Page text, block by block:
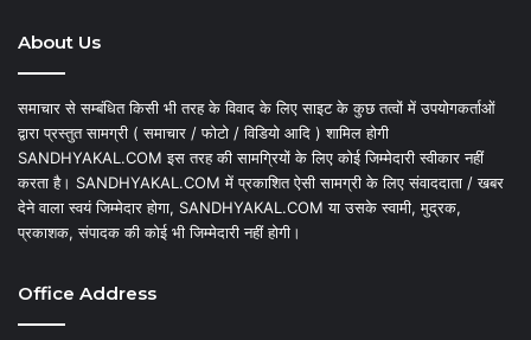
About Us
समाचार से सम्बंधित किसी भी तरह के विवाद के लिए साइट के कुछ तत्वों में उपयोगकर्ताओं
द्वारा प्रस्तुत सामग्री ( समाचार / फोटो / विडियो आदि ) शामिल होगी
SANDHYAKAL.COM इस तरह की सामग्रियों के लिए कोई जिम्मेदारी स्वीकार नहीं
करता है। SANDHYAKAL.COM में प्रकाशित ऐसी सामग्री के लिए संवाददाता / खबर
देने वाला स्वयं जिम्मेदार होगा, SANDHYAKAL.COM या उसके स्वामी, मुद्रक,
प्रकाशक, संपादक की कोई भी जिम्मेदारी नहीं होगी।
Office Address